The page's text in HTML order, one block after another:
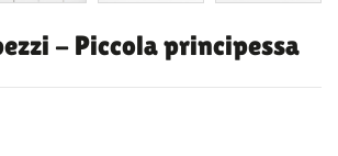
- Piccola principessa